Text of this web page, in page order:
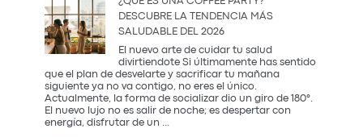
Tradición
DESCUBRE LA TENDENCIA MÁS
SALUDABLE DEL 2026
El nuevo arte de cuidar tu salud
divirtiendote Si últimamente has sentido
que el plan de desvelarte y sacrificar tu mañana
siguiente ya no va contigo, no eres el único.
Actualmente, la forma de socializar dio un giro de 180°.
El nuevo lujo no es salir de noche; es despertar con
energía, disfrutar de un ...